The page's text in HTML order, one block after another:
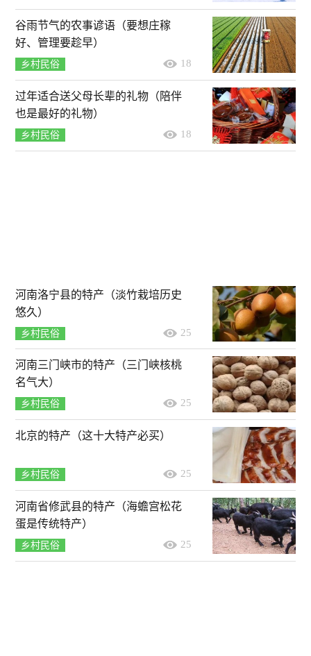
谷雨节气的农事谚语（要想庄稼
好、管理要趁早）
乡村民俗 18
过年适合送父母长辈的礼物（陪伴
也是最好的礼物）
乡村民俗 18
河南洛宁县的特产（淡竹栽培历史
悠久）
乡村民俗 25
河南三门峡市的特产（三门峡核桃
名气大）
乡村民俗 25
北京的特产（这十大特产必买）
乡村民俗 25
河南省修武县的特产（海蟾宫松花
蛋是传统特产）
乡村民俗 25